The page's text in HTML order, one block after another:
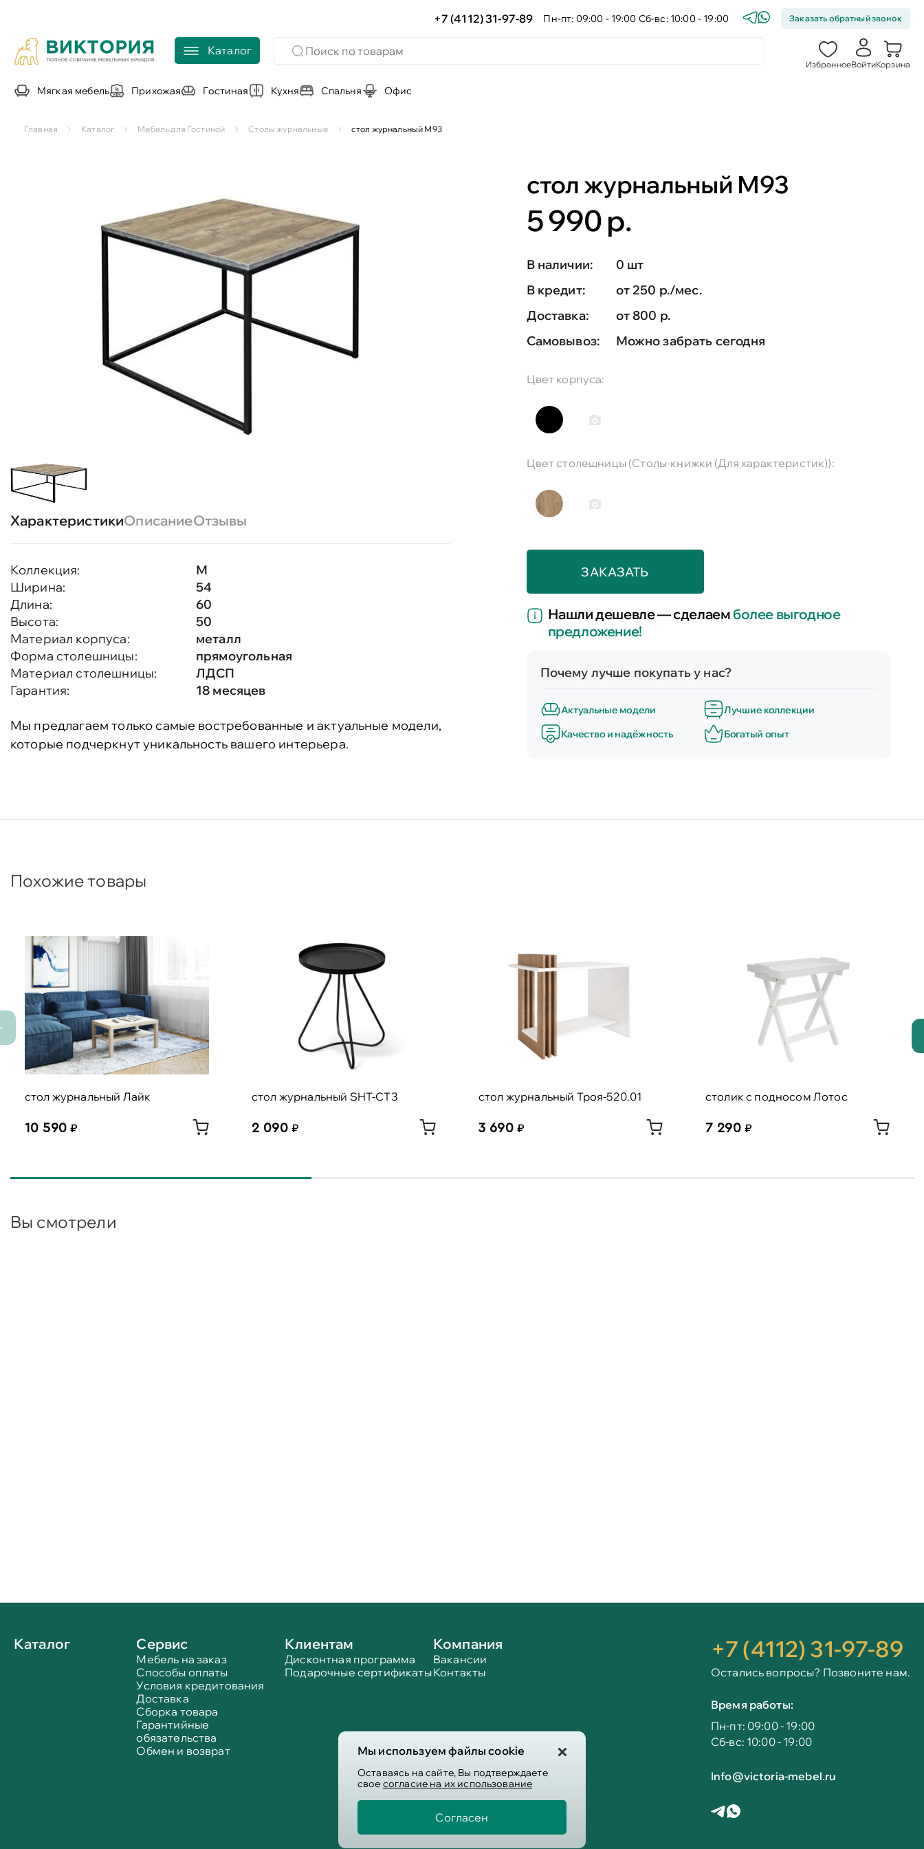
+7 (4112) 31-97-89 Пн-пт: 09:00 - 19:00 Сб-вс: 10:00 - 19:00 Заказать обратный звонок
Каталог
ИзбранноеВойтиКорзина
Мягкая мебель Прихожая Гостиная Кухня Спальня Офис
Мы используем файлы cookie
Оставаясь на сайте, Вы подтверждаете
свое согласие на их использование
Согласен
Главная Каталог Мебель для Гостиной Столы журнальные стол журнальный М93
ХарактеристикиОписаниеОтзывы
Коллекция:
М
Ширина:
54
Длина:
60
Высота:
50
Материал корпуса:
металл
Форма столешницы:
прямоугольная
Материал столешницы:
ЛДСП
Гарантия:
18 месяцев
Мы предлагаем только самые востребованные и актуальные модели,
которые подчеркнут уникальность вашего интерьера.
стол журнальный М93
5 990 р.
В наличии:
0 шт
В кредит:
от 250 р./мес.
Доставка:
от 800 р.
Самовывоз:
Можно забрать сегодня
Цвет корпуса:
Цвет столешницы (Столы-книжки (Для характеристик)):
ЗАКАЗАТЬ
Нашли дешевле — сделаемболее выгодное
предложение!
Почему лучше покупать у нас?
Актуальные модели
Лучшие коллекции
Качество и надёжность
Богатый опыт
Похожие товары
стол журнальный Лайк
10 590
стол журнальный SHT-CT3
2 090
стол журнальный Троя-520.01
3 690
столик с подносом Лотос
7 290
Вы смотрели
Каталог Сервис
Мебель на заказ
Способы оплаты
Условия кредитования
Доставка
Сборка товара
Гарантийные
обязательства
Обмен и возврат
Клиентам
Дисконтная программа
Подарочные сертификаты
Компания
Вакансии
Контакты
+7 (4112) 31-97-89
Остались вопросы? Позвоните нам.
Время работы:
Пн-пт: 09:00 - 19:00
Сб-вс: 10:00 - 19:00
Info@victoria-mebel.ru